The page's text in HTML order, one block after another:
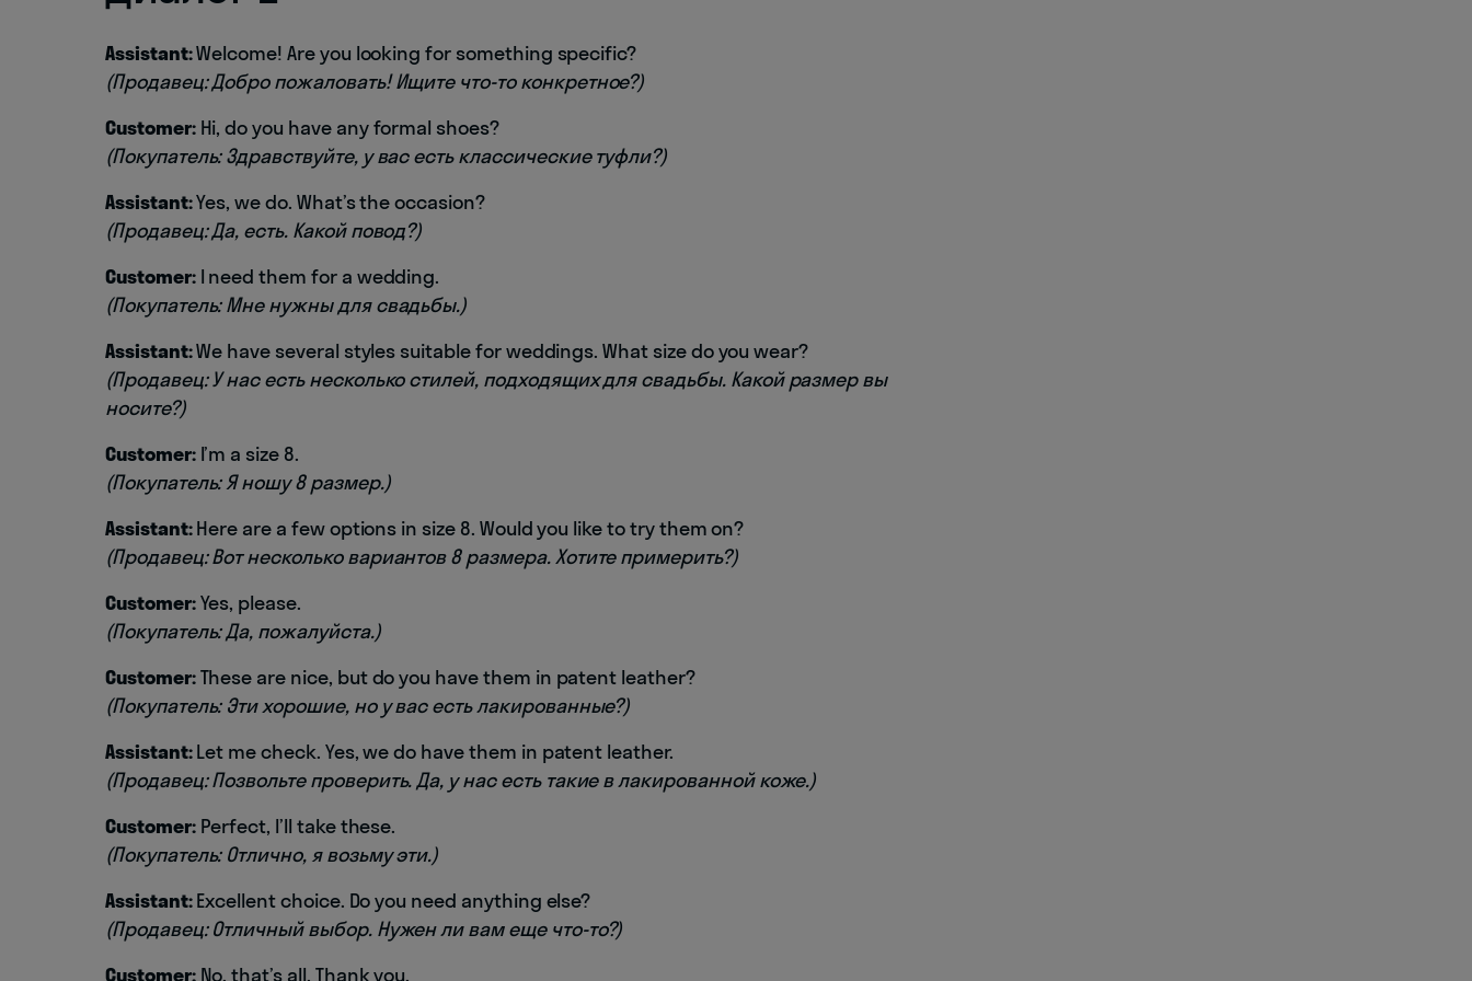
Assistant:Welcome! Are you looking for something specific?
(Продавец: Добро пожаловать! Ищите что-то конкретное?)
Customer:Hi, do you have any formal shoes?
(Покупатель: Здравствуйте, у вас есть классические туфли?)
Assistant:Yes, we do. What’s the occasion?
(Продавец: Да, есть. Какой повод?)
Customer:I need them for a wedding.
(Покупатель: Мне нужны для свадьбы.)
Assistant:We have several styles suitable for weddings. What size do you wear?
(Продавец: У нас есть несколько стилей, подходящих для свадьбы. Какой размер вы
носите?)
Customer:I’m a size 8.
(Покупатель: Я ношу 8 размер.)
Assistant:Here are a few options in size 8. Would you like to try them on?
(Продавец: Вот несколько вариантов 8 размера. Хотите примерить?)
Customer:Yes, please.
(Покупатель: Да, пожалуйста.)
Customer:These are nice, but do you have them in patent leather?
(Покупатель: Эти хорошие, но у вас есть лакированные?)
Assistant:Let me check. Yes, we do have them in patent leather.
(Продавец: Позвольте проверить. Да, у нас есть такие в лакированной коже.)
Customer:Perfect, I’ll take these.
(Покупатель: Отлично, я возьму эти.)
Assistant:Excellent choice. Do you need anything else?
(Продавец: Отличный выбор. Нужен ли вам еще что-то?)
Customer:No, that’s all. Thank you.